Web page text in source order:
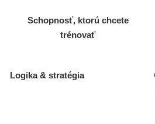
Schopnosť, ktorú chcete
trénovať
Logika & stratégia